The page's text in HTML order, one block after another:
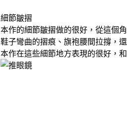
細節皺摺
本作的細節皺摺做的很好，從這個
鞋子彎曲的摺痕、旗袍腰間拉撐，
本作在這些細節地方表現的很好，